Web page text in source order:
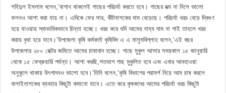
শহিদুল ইসলাম বলেন,‘বাগান থাকলেই গাছের পরিচর্যা করতে হবে। গাছের যত্ম না নিলে ভালো
ফলনও আশা করা যায় না। এদিকে ফের সার, কীটনাশকের দাম বেড়েছে। পরিচর্যা খরচ বেড়ে দ্বিগুণ
হয়ে যাওয়ায় স্বাভাবিকভাবে চিন্তা হচ্ছে। খরচ করে যদি আমের নায্য দাম না পাই তাহলে খরচ
করায় বৃথা হয়ে যাবে।’উপজেলা কৃষি কর্মকর্তা কৃষিবিদ এ এ মাসুমবিল্লাহ বলেন,‘এই বছর
উপজেলার ২৮০ হেক্টর জমিতে আমের চাষাবাদ হচ্ছে। গাছে মুকুল আসার সময়কাল ১৫ জানুয়ারি
থেকে ১৫ ফেব্রুয়ারি পর্যন্ত। আশা করছি,শতভাগ গাছ মুকুলিত হবে এবং এবার আবহাওয়া
অনুকূলে থাকায় উৎপাদনও ভালো হবে।’তিনি বলেন,‘কৃষি বিভাগের পরামর্শ নিয়ে আম চাষ করলে
বালাইনাশকের ব্যবহার কিছুটা কমানো যাবে। এতে করে কৃষকদের আমের পরিচর্যা খরচ কিছুটা